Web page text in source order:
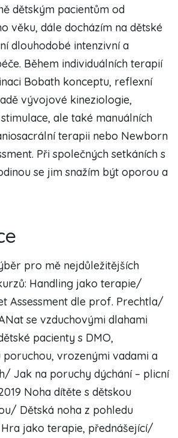
dětským pacientům od
věku, dále docházím na dětské
dlouhodobé intenzivní a
Během individuálních terapií
Bobath konceptu, reflexní
vývojové kineziologie,
ale také manuálních
terapii nebo Newborn
Při společných setkáních s
se jim snažím být oporou a
pro mě nejdůležitějších
Handling jako terapie/
Assessment dle prof. Prechtla/
se vzduchovými dlahami
pacienty s DMO,
vrozenými vadami a
Jak na poruchy dýchání – plicní
Noha dítěte s dětskou
Dětská noha z pohledu
jako terapie, přednášející/